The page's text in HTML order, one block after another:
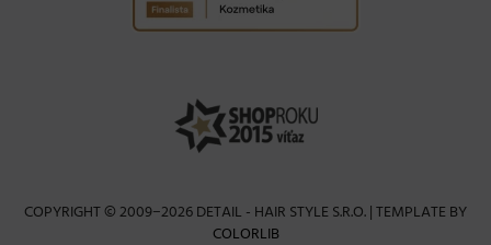
COPYRIGHT © 2009−2026 DETAIL - HAIR STYLE S.R.O. | TEMPLATE BY
COLORLIB